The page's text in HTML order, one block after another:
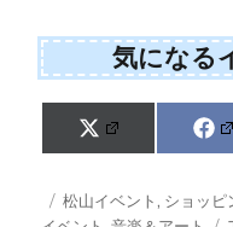
気になる
Share
on
X
(
w
F
a
e
b
投 カ
松山イベント , ショッピ